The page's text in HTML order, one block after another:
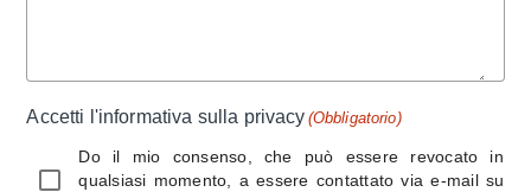
Accetti l'informativa sulla privacy (Obbligatorio)
Do il mio consenso, che può essere revocato in
qualsiasi momento, a essere contattato via e-mail su